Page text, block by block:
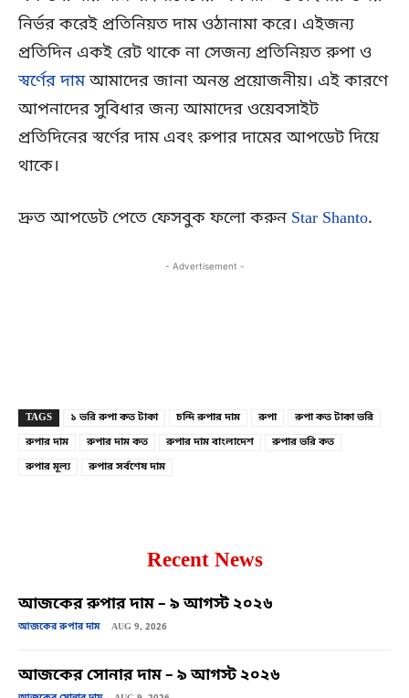
নির্ভর করেই প্রতিনিয়ত দাম ওঠানামা করে। এইজন্য
প্রতিদিন একই রেট থাকে না সেজন্য প্রতিনিয়ত রুপা ও
স্বর্ণের দামআমাদের জানা অনন্ত প্রয়োজনীয়। এই কারণে
আপনাদের সুবিধার জন্য আমাদের ওয়েবসাইট
প্রতিদিনের স্বর্ণের দাম এবং রুপার দামের আপডেট দিয়ে
থাকে।
দ্রুত আপডেট পেতে ফেসবুক ফলো করুন Star Shanto.
- Advertisement -
TAGS ১ ভরি রুপা কত টাকা চন্দি রুপার দাম রুপা
রুপা কত টাকা ভরি
রুপার দাম
রুপার দাম কত রুপার দাম বাংলাদেশ
রুপার ভরি কত
রুপার মূল্য
রুপার সর্বশেষ দাম
Recent News
আজকের রুপার দাম – ৯ আগস্ট ২০২৬
আজকের রুপার দাম AUG 9, 2026
আজকের সোনার দাম – ৯ আগস্ট ২০২৬